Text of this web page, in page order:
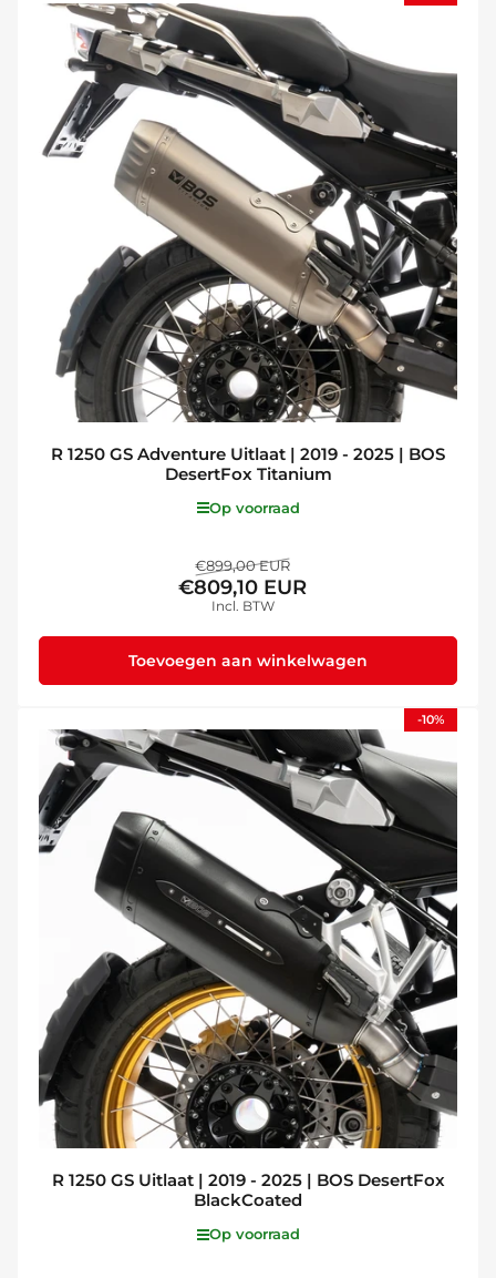
R 1250 GS Adventure Uitlaat | 2019 - 2025 | BOS
DesertFox Titanium
Op voorraad
Normale
prijs
€899,00 EURAanbiedingsprijs
€809,10 EUR
Incl. BTW
Toevoegen aan winkelwagen
-10%
R 1250 GS Uitlaat | 2019 - 2025 | BOS DesertFox
BlackCoated
Op voorraad